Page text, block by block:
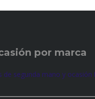
por marca
de segunda mano y ocasión